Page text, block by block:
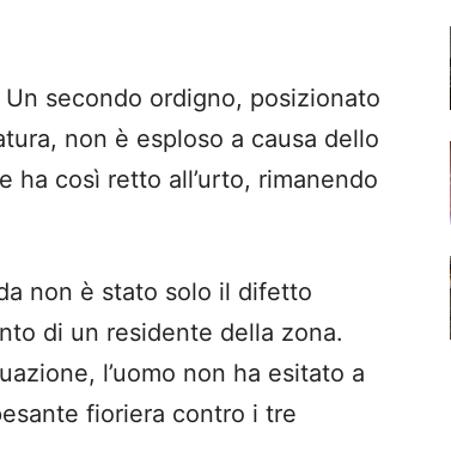
secondo ordigno, posizionato
non è esploso a causa dello
ha così retto all’urto, rimanendo
non è stato solo il difetto
di un residente della zona.
l’uomo non ha esitato a
fioriera contro i tre